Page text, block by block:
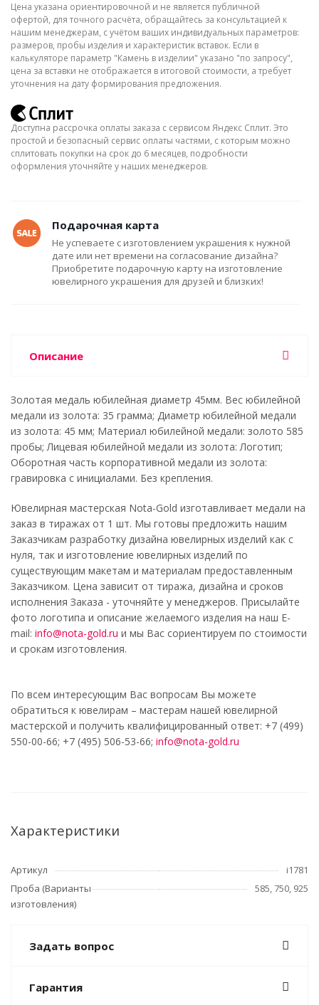
Цена указана ориентировочной и не является публичной
офертой, для точного расчёта, обращайтесь за консультацией к
нашим менеджерам, с учётом ваших индивидуальных параметров:
размеров, пробы изделия и характеристик вставок. Если в
калькуляторе параметр "Камень в изделии" указано "по запросу",
цена за вставки не отображается в итоговой стоимости, а требует
уточнения на дату формирования предложения.
Доступна рассрочка оплаты заказа с сервисом Яндекс Сплит. Это
простой и безопасный сервис оплаты частями, с которым можно
сплитовать покупки на срок до 6 месяцев, подробности
оформления уточняйте у наших менеджеров.
Подарочная карта
Не успеваете с изготовлением украшения к нужной
дате или нет времени на согласование дизайна?
Приобретите подарочную карту на изготовление
ювелирного украшения для друзей и близких!
Описание
Золотая медаль юбилейная диаметр 45мм. Вес юбилейной
медали из золота: 35 грамма; Диаметр юбилейной медали
из золота: 45 мм; Материал юбилейной медали: золото 585
пробы; Лицевая юбилейной медали из золота: Логотип;
Оборотная часть корпоративной медали из золота:
гравировка с инициалами. Без крепления.
Ювелирная мастерская Nota-Gold изготавливает медали на
заказ в тиражах от 1 шт. Мы готовы предложить нашим
Заказчикам разработку дизайна ювелирных изделий как с
нуля, так и изготовление ювелирных изделий по
существующим макетам и материалам предоставленным
Заказчиком. Цена зависит от тиража, дизайна и сроков
исполнения Заказа - уточняйте у менеджеров. Присылайте
фото логотипа и описание желаемого изделия на наш E-
mail: info@nota-gold.ru и мы Вас сориентируем по стоимости
и срокам изготовления.
По всем интересующим Вас вопросам Вы можете
обратиться к ювелирам – мастерам нашей ювелирной
мастерской и получить квалифицированный ответ: +7 (499)
550-00-66; +7 (495) 506-53-66; info@nota-gold.ru
Характеристики
Артикул
i1781
Проба (Варианты
изготовления)
585, 750, 925
Задать вопрос
Гарантия